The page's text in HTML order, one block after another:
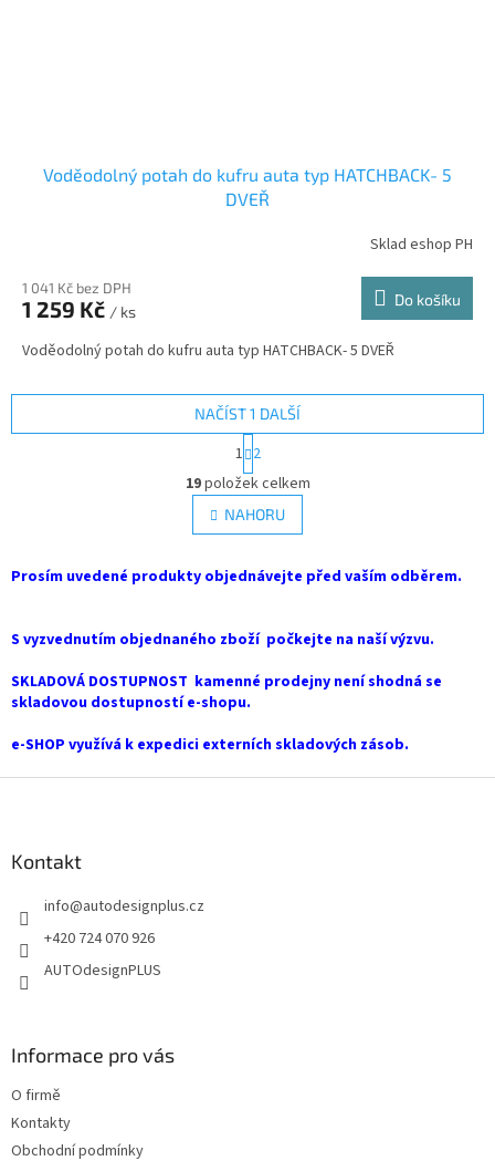
Voděodolný potah do kufru auta typ HATCHBACK- 5
DVEŘ
Sklad eshop PH
1 041 Kč bez DPH
1 259 Kč / ks
Do košíku
Voděodolný potah do kufru auta typ HATCHBACK- 5 DVEŘ
O
v
l
á
a
p
v
k
v
NAČÍST 1 DALŠÍ
S
t
r
á
n
k
v
í
1 2
19položek celkem
NAHORU
Prosím uvedené produkty objednávejte před vaším odběrem.
S vyzvednutím objednaného zboží počkejte na naší výzvu.
SKLADOVÁ DOSTUPNOST kamenné prodejny není shodná se
skladovou dostupností e-shopu.
e-SHOP využívá k expedici externích skladových zásob.
Kontakt
info@autodesignplus.cz
+420 724 070 926
AUTOdesignPLUS
Informace pro vás
O firmě
Kontakty
Obchodní podmínky